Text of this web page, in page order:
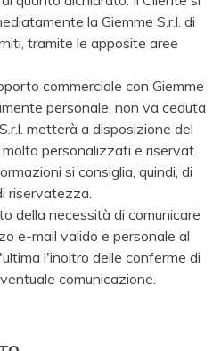
la Giemme S.r.l. di
tramite le apposite aree
commerciale con Giemme
personale, non va ceduta
metterà a disposizione del
personalizzati e riservat.
si consiglia, quindi, di
riservatezza.
della necessità di comunicare
e-mail valido e personale al
l'inoltro delle conferme di
comunicazione.